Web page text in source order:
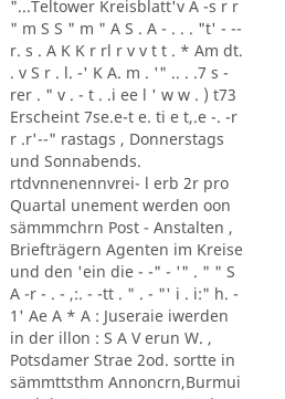
"...Teltower Kreisblatt'v A -s r r
" m S S " m " A S . A - . . . "t' - --
r. s . A K K r rl r v v t t . * Am dt.
. v S r . l. -' K A. m . '" .. . .7 s -
rer . " v . - t . .i ee l ' w w . ) t73
Erscheint 7se.e-t e. ti e t,.e -. -r
r .r'--" rastags , Donnerstags
und Sonnabends.
rtdvnnenennvrei- l erb 2r pro
Quartal unement werden oon
sämmmchrn Post - Anstalten ,
Briefträgern Agenten im Kreise
und den 'ein die - -" - '" . " " S
A -r - . - ,:. - -tt . " . - "' i . i:" h. -
1' Ae A * A : Juseraie iwerden
in der illon : S A V erun W. ,
Potsdamer Strae 2od. sortte in
sämmttsthm Annoncrn,Burmui